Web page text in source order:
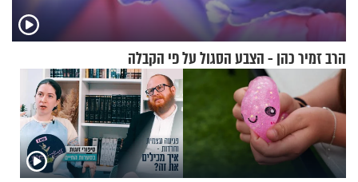
הרב זמיר כהן - הצבע הסגול על פי הקבלה